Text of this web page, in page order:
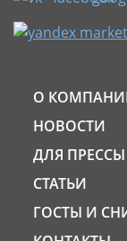
О
НОВОСТИ
ДЛЯ ПРЕССЫ
СТАТЬИ
ГОСТЫ И